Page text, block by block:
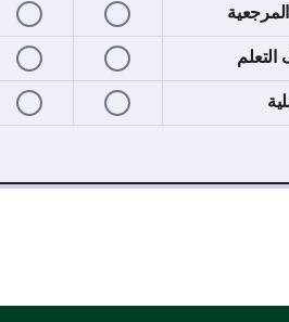
شرح المعلم للمفاهيم المعقدة؟